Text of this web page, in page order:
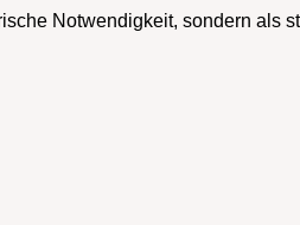
Notwendigkeit, sondern als